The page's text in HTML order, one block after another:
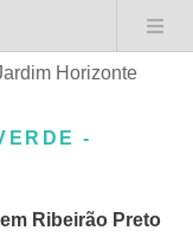
Horizonte
-
Ribeirão Preto